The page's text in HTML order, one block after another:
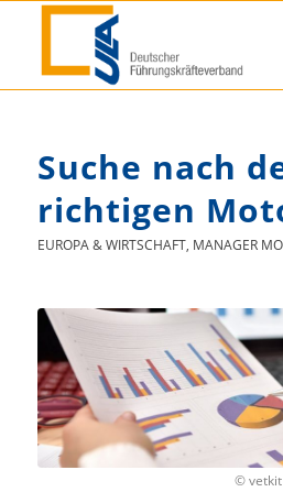
Suche nach
richtigen
EUROPA & WIRTSCHAFT, MANAGER
© vetkit